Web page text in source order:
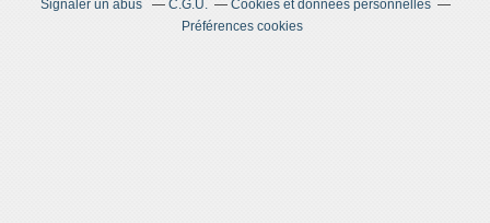
Signaler un abus C.G.U.
Cookies et données personnelles
Préférences cookies